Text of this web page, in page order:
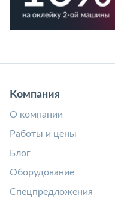
Компания
О компании
Работы и цены
Блог
Оборудование
Спецпредложения